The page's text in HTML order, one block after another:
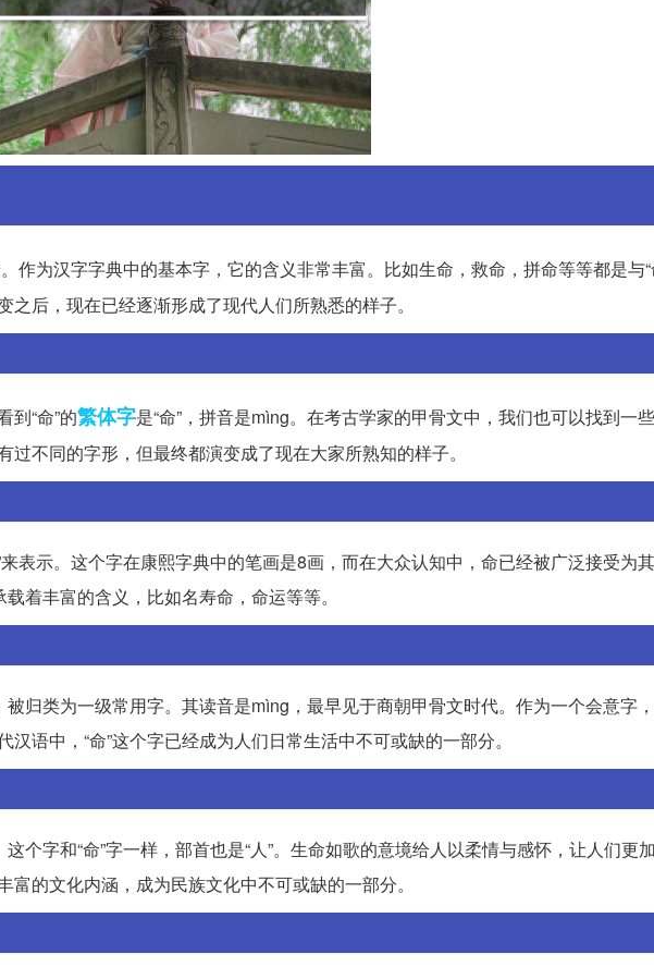
作为汉字字典中的基本字，它的含义非常丰富。比如生命，救命，拼命等等都是与“
后，现在已经逐渐形成了现代人们所熟悉的样子。
到“命”的繁体字是“命”，拼音是mìng。在考古学家的甲骨文中，我们也可以找到一
不同的字形，但最终都演变成了现在大家所熟知的样子。
来表示。这个字在康熙字典中的笔画是8画，而在大众认知中，命已经被广泛接受为
着丰富的含义，比如名寿命，命运等等。
被归类为一级常用字。其读音是mìng，最早见于商朝甲骨文时代。作为一个会意字
语中，“命”这个字已经成为人们日常生活中不可或缺的一部分。
个字和“命”字一样，部首也是“人”。生命如歌的意境给人以柔情与感怀，让人们更
的文化内涵，成为民族文化中不可或缺的一部分。